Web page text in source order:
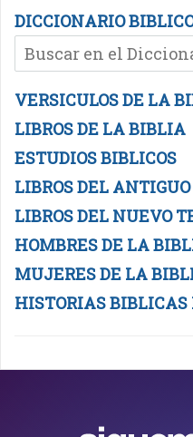
DICCIONARIO
VERSICULOS DE LA
LIBROS DE LA BIBLIA
ESTUDIOS BIBLICOS
LIBROS DEL
LIBROS DEL NUEVO
HOMBRES DE LA
MUJERES DE LA
HISTORIAS BIBLICAS